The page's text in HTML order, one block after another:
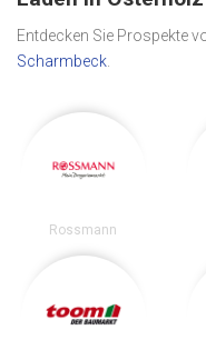
Entdecken Sie Prospekte
Scharmbeck
Rossmann